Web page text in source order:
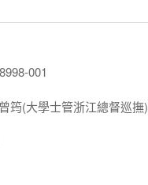
001
筠(大學士管浙江總督巡撫)